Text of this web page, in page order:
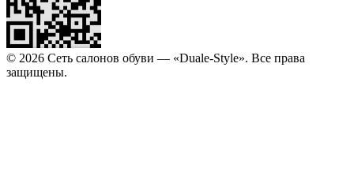
© 2026 Сеть салонов обуви — «Duale-Style». Все права
защищены.